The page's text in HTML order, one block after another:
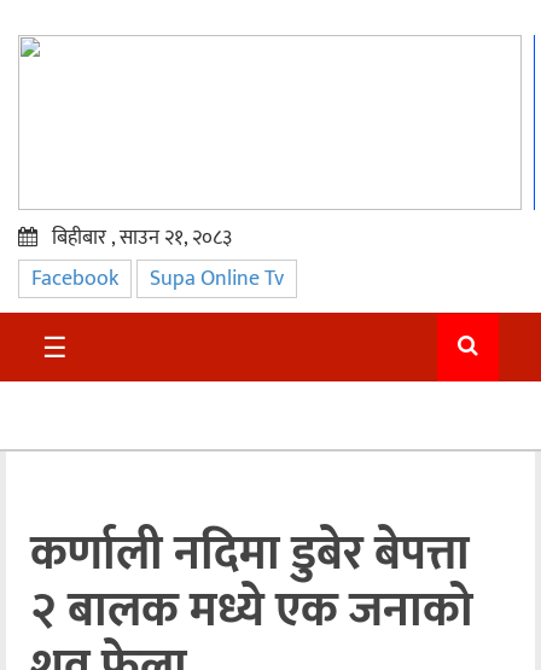
प्रमुख
समाचार
सुदुर
अन्तराष्ट्रिय
अन्तर्वार्ता
अर्थ
बिहीबार , साउन २१, २०८३
Facebook Supa Online Tv
☰
कर्णाली नदिमा डुबेर बेपत्ता
२ बालक मध्ये एक जनाको